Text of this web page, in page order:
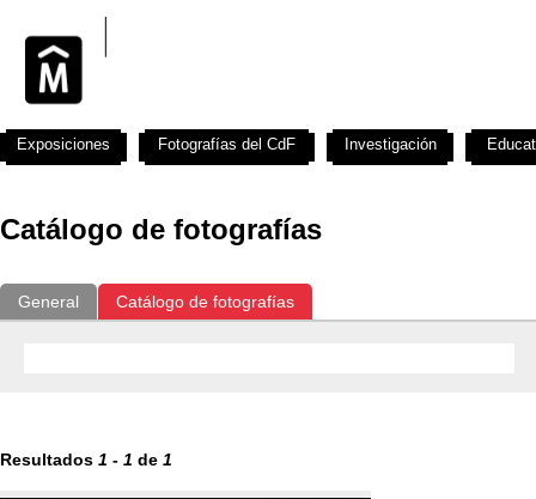
Catálogo de fotografías
General Catálogo de fotografías
Resultados 1 - 1 de 1
Exposiciones Fotografías del CdF Investigación